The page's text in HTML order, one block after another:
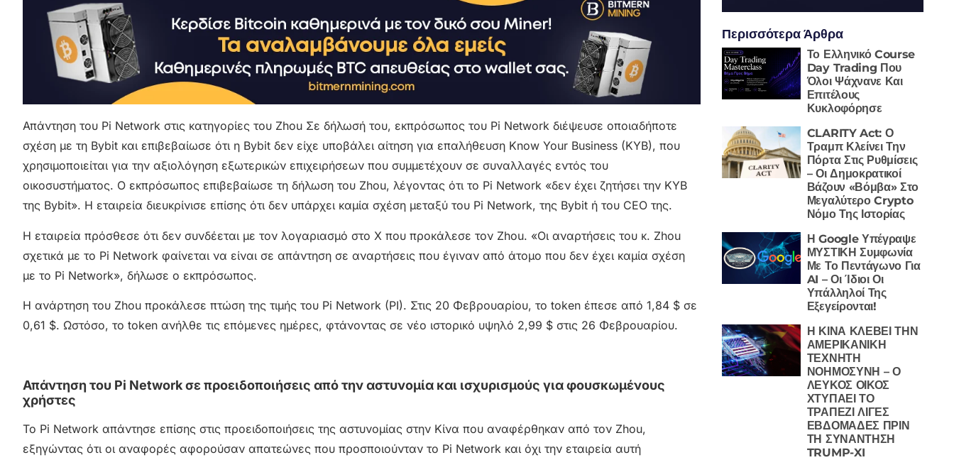
Απάντηση του Pi Network στις κατηγορίες του Zhou Σε δήλωσή του, εκπρόσωπος του Pi Network διέψευσε οποιαδήποτε
σχέση με τη Bybit και επιβεβαίωσε ότι η Bybit δεν είχε υποβάλει αίτηση για επαλήθευση Know Your Business (KYB), που
χρησιμοποιείται για την αξιολόγηση εξωτερικών επιχειρήσεων που συμμετέχουν σε συναλλαγές εντός του
οικοσυστήματος. Ο εκπρόσωπος επιβεβαίωσε τη δήλωση του Zhou, λέγοντας ότι το Pi Network «δεν έχει ζητήσει την KYB
της Bybit». Η εταιρεία διευκρίνισε επίσης ότι δεν υπάρχει καμία σχέση μεταξύ του Pi Network, της Bybit ή του CEO της.
Η εταιρεία πρόσθεσε ότι δεν συνδέεται με τον λογαριασμό στο X που προκάλεσε τον Zhou. «Οι αναρτήσεις του κ. Zhou
σχετικά με το Pi Network φαίνεται να είναι σε απάντηση σε αναρτήσεις που έγιναν από άτομο που δεν έχει καμία σχέση
με το Pi Network», δήλωσε ο εκπρόσωπος.
Η ανάρτηση του Zhou προκάλεσε πτώση της τιμής του Pi Network (PI). Στις 20 Φεβρουαρίου, το token έπεσε από 1,84 $ σε
0,61 $. Ωστόσο, το token ανήλθε τις επόμενες ημέρες, φτάνοντας σε νέο ιστορικό υψηλό 2,99 $ στις 26 Φεβρουαρίου.
Απάντηση του Pi Network σε προειδοποιήσεις από την αστυνομία και ισχυρισμούς για φουσκωμένους
χρήστες
Το Pi Network απάντησε επίσης στις προειδοποιήσεις της αστυνομίας στην Κίνα που αναφέρθηκαν από τον Zhou,
εξηγώντας ότι οι αναφορές αφορούσαν απατεώνες που προσποιούνταν το Pi Network και όχι την εταιρεία αυτή
Περισσότερα Άρθρα
Το Ελληνικό Course
Day Trading Που
Όλοι Ψάχνανε Και
Επιτέλους
Κυκλοφόρησε
CLARITY Act: Ο
Τραμπ Κλείνει Την
Πόρτα Στις Ρυθμίσεις
– Οι Δημοκρατικοί
Βάζουν «Βόμβα» Στο
Μεγαλύτερο Crypto
Νόμο Της Ιστορίας
Η Google Υπέγραψε
ΜΥΣΤΙΚΗ Συμφωνία
Με Το Πεντάγωνο Για
AI – Οι Ίδιοι Οι
Υπάλληλοί Της
Εξεγείρονται!
Η ΚΙΝΑ ΚΛΕΒΕΙ ΤΗΝ
ΑΜΕΡΙΚΑΝΙΚΗ
ΤΕΧΝΗΤΗ
ΝΟΗΜΟΣΥΝΗ – Ο
ΛΕΥΚΟΣ ΟΙΚΟΣ
ΧΤΥΠΑΕΙ ΤΟ
ΤΡΑΠΕΖΙ ΛΙΓΕΣ
ΕΒΔΟΜΑΔΕΣ ΠΡΙΝ
ΤΗ ΣΥΝΑΝΤΗΣΗ
TRUMP-XI